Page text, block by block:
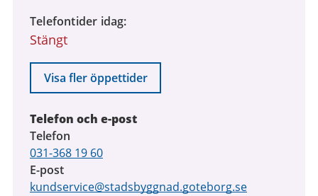
Telefontider idag
Stängt
Visa fler öppettider
Telefon och e-post
Telefon
031-368 19 60
E-post
kundservice@stadsbyggnad.goteborg.se